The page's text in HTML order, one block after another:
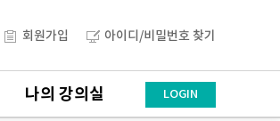
회원가입 아이디/비밀번호 찾기
나의 강의실 LOGIN